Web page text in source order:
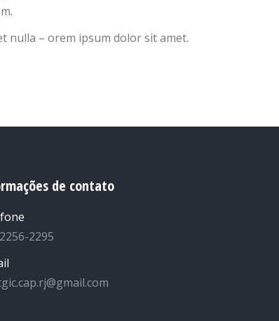
nulla – orem ipsum dolor sit amet.
de contato
2295
nos em: